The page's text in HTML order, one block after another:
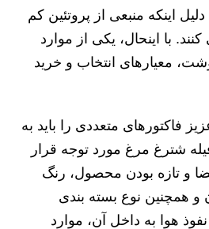
اینکه منبعی از پروتئین کم
با اینحال، یکی از موارد
معیارهای انتخاب و خرید
فاکتورهای متعددی را باید به
شترغ مرغ مورد توجه قرار
و تازه بودن محصول، رنگ
همچنین نوع بسته بندی
هوا به داخل آن، موارد